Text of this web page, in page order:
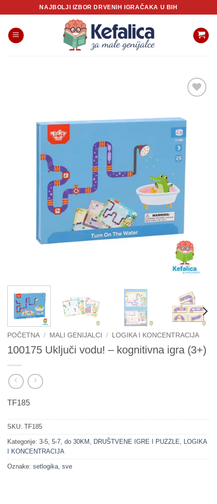
content
NAJBOLJI IZBOR DRVENIH IGRAČAKA U BIH
POČETNA / MALI GENIJALCI / LOGIKA I KONCENTRACIJA
100175 Uključi vodu! – kognitivna igra (3+)
TF185
SKU: TF185
Kategorije: 3-5, 5-7, do 30KM , DRUŠTVENE IGRE I PUZZLE, LOGIKA
I KONCENTRACIJA
Oznake: setlogika, sve